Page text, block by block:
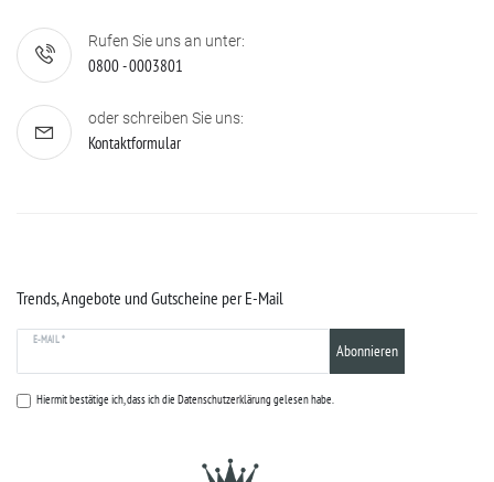
Rufen Sie uns an unter:
0800 - 0003801
oder schreiben Sie uns:
Kontaktformular
Trends, Angebote und Gutscheine per E-Mail
E-MAIL *
Abonnieren
Hiermit bestätige ich, dass ich die Datenschutzerklärunggelesen habe.